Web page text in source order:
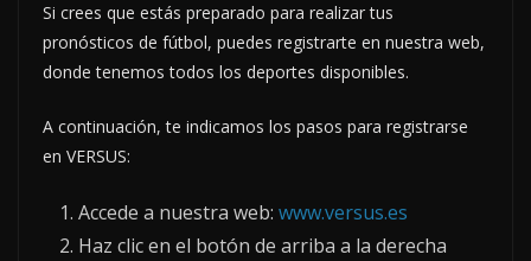
Si crees que estás preparado para realizar tus
pronósticos de fútbol, puedes registrarte en nuestra web,
donde tenemos todos los deportes disponibles.
A continuación, te indicamos los pasos para registrarse
en VERSUS:
Accede a nuestra web: www.versus.es
Haz clic en el botón de arriba a la derecha